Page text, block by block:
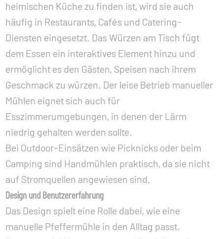
heimischen Küche zu finden ist, wird sie auch
häufig in Restaurants, Cafés und Catering-
Diensten eingesetzt. Das Würzen am Tisch fügt
dem Essen ein interaktives Element hinzu und
ermöglicht es den Gästen, Speisen nach ihrem
Geschmack zu würzen. Der leise Betrieb manueller
Mühlen eignet sich auch für
Esszimmerumgebungen, in denen der Lärm
niedrig gehalten werden sollte.
Bei Outdoor-Einsätzen wie Picknicks oder beim
Camping sind Handmühlen praktisch, da sie nicht
auf Stromquellen angewiesen sind.
Design und Benutzererfahrung
Das Design spielt eine Rolle dabei, wie eine
manuelle Pfeffermühle in den Alltag passt.